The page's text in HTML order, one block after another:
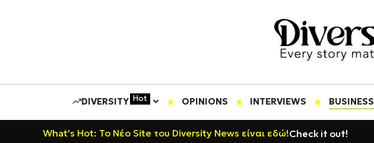
DIVERSITY Hot OPINIONS INTERVIEWS BUSINESS
What's Hot: Το Νέο Site του Diversity News είναι εδώ!Check it out!